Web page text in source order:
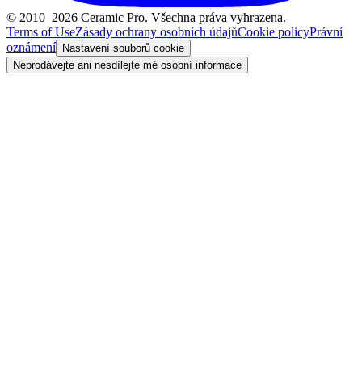
© 2010–2026 Ceramic Pro. Všechna práva vyhrazena.
Terms of UseZásady ochrany osobních údajůCookie policyPrávní
oznámení
Nastavení souborů cookie
Neprodávejte ani nesdílejte mé osobní informace